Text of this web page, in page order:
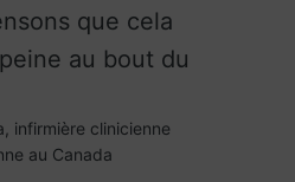
que cela
au bout du
infirmière clinicienne
au Canada